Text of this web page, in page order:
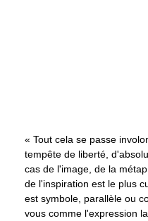
« Tout cela se passe
tempête de liberté,
cas de l'image, de la
de l'inspiration est le plus
est symbole, parallèle ou
vous comme l'expression